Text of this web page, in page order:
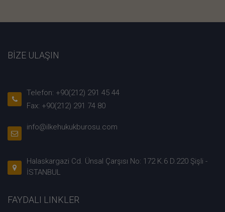
BİZE ULAŞIN
Telefon: +90(212) 291 45 44
Fax: +90(212) 291 74 80
info@ilkehukukburosu.com
Halaskargazi Cd. Ünsal Çarşısı No: 172 K.6 D.220 Şişli -
İSTANBUL
FAYDALI LINKLER